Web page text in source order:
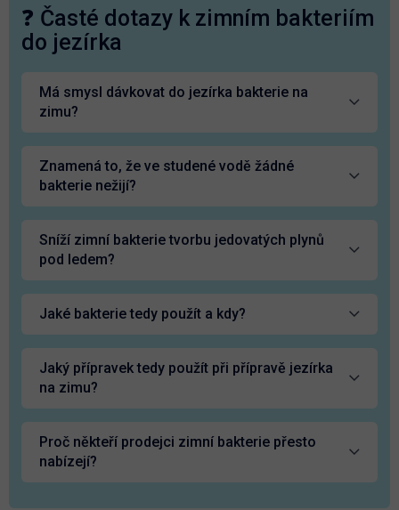
❓ Časté dotazy k zimním bakteriím
do jezírka
Má smysl dávkovat do jezírka bakterie na
zimu?
Znamená to, že ve studené vodě žádné
bakterie nežijí?
Sníží zimní bakterie tvorbu jedovatých plynů
pod ledem?
Jaké bakterie tedy použít a kdy?
Jaký přípravek tedy použít při přípravě jezírka
na zimu?
Proč někteří prodejci zimní bakterie přesto
nabízejí?